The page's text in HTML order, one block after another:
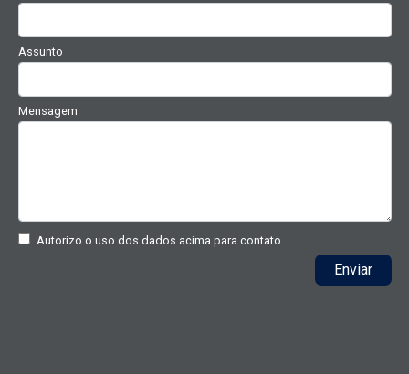
Assunto
Mensagem
Autorizo o uso dos dados acima para contato.
Enviar